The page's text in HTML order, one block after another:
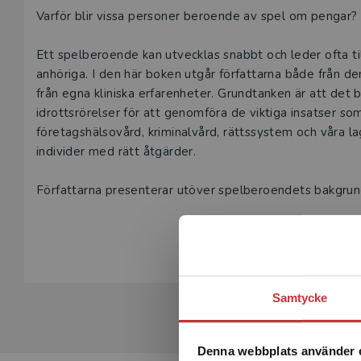
Samtycke
Denna webbplats använder
Beskrivning
Varför blir vissa personer beroende av spel om
Ett spelberoende kan utvecklas snabbt och leder
anhöriga. I den här boken utgår författarna både från
från egna kliniska erfarenheter. Grundtanken är att det
idrottsrörelser för att genomföra de viktiga insatser
företagshälsovård, kriminalvård, rättssystem och våra
individer med rätt åtgärder.
Författarna presenterar utöver spelberoendets